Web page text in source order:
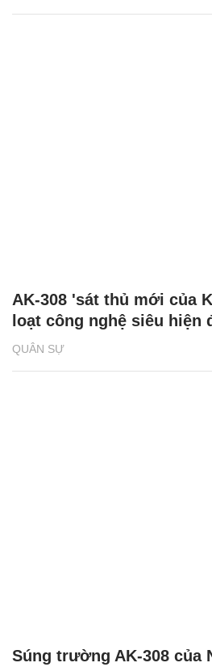
QUÂN SỰ
AK-308 'sát thủ mới của
loạt công nghệ siêu hiện
Súng trường AK-308 của